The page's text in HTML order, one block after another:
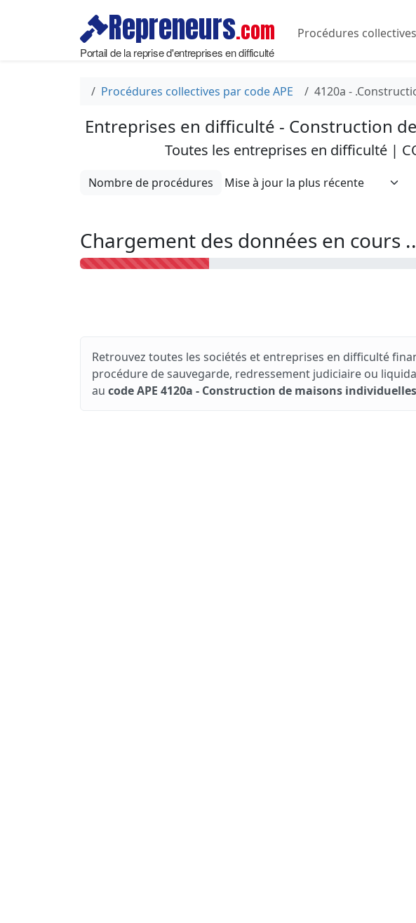
Repreneurs.com
Portail de la reprise d'entreprises en difficulté
Procédures collectives
Procédures collectives par code APE 4120a -
Entreprises en difficulté - Construction
Toutes les entreprises en difficulté |
Nombre de procédures
Chargement des données en cours
Retrouvez toutes les sociétés et entreprises en difficulté
procédure de sauvegarde, redressement judiciaire ou
au code APE 4120a - Construction de maisons individuelles